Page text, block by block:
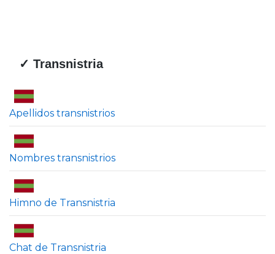
✓ Transnistria
Apellidos transnistrios
Nombres transnistrios
Himno de Transnistria
Chat de Transnistria